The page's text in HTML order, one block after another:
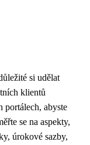
si udělat
klientů
portálech, abyste
se na aspekty,
úrokové sazby,